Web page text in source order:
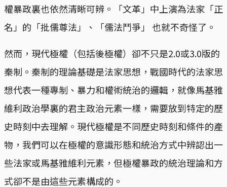
權暴政裏也依然清晰可辨。「文革」中上演為法家「正
名」的「批儒尊法」、「儒法鬥爭」 也就不奇怪了。
然而，現代極權（包括後極權）卻不只是2.0或3.0版的
秦制。秦制的理論基礎是法家思想，戰國時代的法家思
想代表一種專制、暴力和權術統治的邏輯，就像馬基雅
維利政治學裏的君主政治元素一樣，需要放到特定的歷
史時刻中去理解。現代極權是不同歷史時刻和條件的產
物，我們可以在極權的意識形態和統治方式中辨認出一
些法家或馬基雅維利元素，但極權暴政的統治理論和方
式卻不是由這些元素構成的。